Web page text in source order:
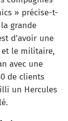
» précise-t-
grande
d’avoir une
le militaire,
avec une
de clients
un Hercules